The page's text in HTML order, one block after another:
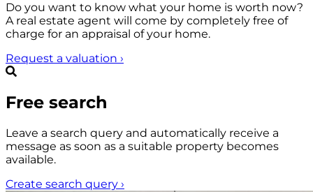
Do you want to know what your home is worth now?
A real estate agent will come by completely free of
charge for an appraisal of your home.
Request a valuation ›
Free search
Leave a search query and automatically receive a
message as soon as a suitable property becomes
available.
Create search query ›